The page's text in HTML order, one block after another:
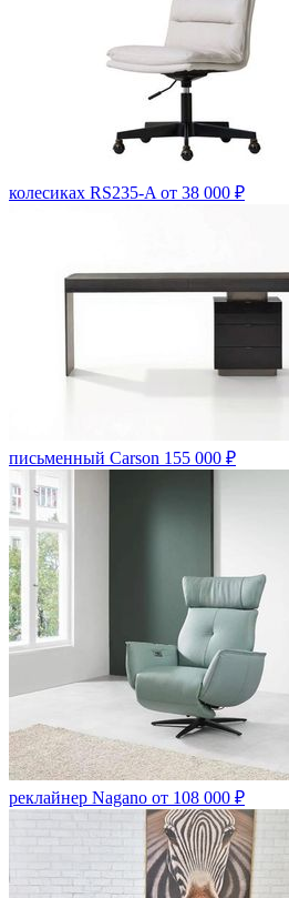
колесиках RS235-A от 38 000 ₽
письменный Carson 155 000 ₽
реклайнер Nagano от 108 000 ₽